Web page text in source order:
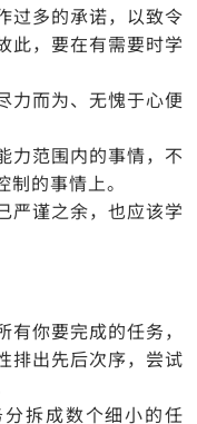
过多的承诺，以致令
此，要在有需要时学
力而为、无愧于心便
力范围内的事情，不
的事情上。
严谨之余，也应该学
你要完成的任务，
排出先后次序，尝试
拆成数个细小的任